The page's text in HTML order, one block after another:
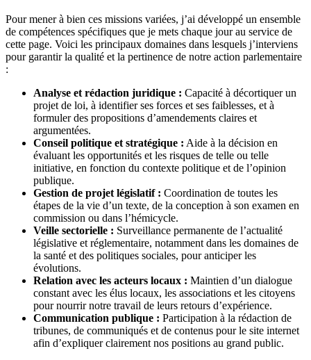
Pour mener à bien ces missions variées, j’ai développé un ensemble
de compétences spécifiques que je mets chaque jour au service de
cette page. Voici les principaux domaines dans lesquels j’interviens
pour garantir la qualité et la pertinence de notre action parlementaire
:
Analyse et rédaction juridique : Capacité à décortiquer un
projet de loi, à identifier ses forces et ses faiblesses, et à
formuler des propositions d’amendements claires et
argumentées.
Conseil politique et stratégique : Aide à la décision en
évaluant les opportunités et les risques de telle ou telle
initiative, en fonction du contexte politique et de l’opinion
publique.
Gestion de projet législatif : Coordination de toutes les
étapes de la vie d’un texte, de la conception à son examen en
commission ou dans l’hémicycle.
Veille sectorielle : Surveillance permanente de l’actualité
législative et réglementaire, notamment dans les domaines de
la santé et des politiques sociales, pour anticiper les
évolutions.
Relation avec les acteurs locaux : Maintien d’un dialogue
constant avec les élus locaux, les associations et les citoyens
pour nourrir notre travail de leurs retours d’expérience.
Communication publique : Participation à la rédaction de
tribunes, de communiqués et de contenus pour le site internet
afin d’expliquer clairement nos positions au grand public.